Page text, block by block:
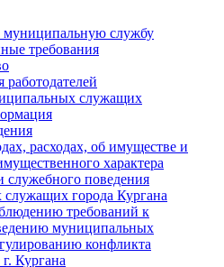
муниципальную службу
требования
служащих
расходах, об имуществе и
характера
служебного поведения
города Кургана
требований к
муниципальных
конфликта
Кургана